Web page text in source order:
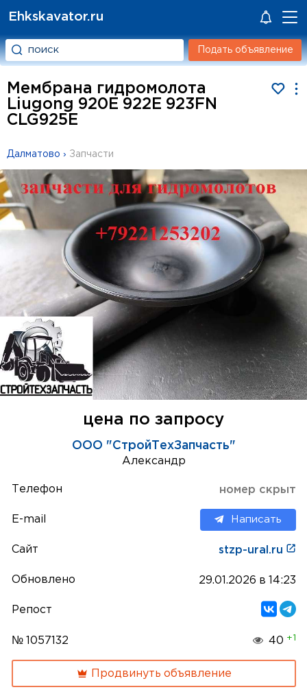
Ehkskavator.ru
Подать объявление
Мембрана гидромолота
Liugong 920E 922E 923FN
CLG925E
Далматово › Запчасти
цена по запросу
ООО "СтройТехЗапчасть"
Александр
Телефон номер скрыт
E-mail Написать
Сайт stzp-ural.ru
Обновлено 29.01.2026 в 14:23
Репост
№ 1057132 40 +1
Продвинуть объявление